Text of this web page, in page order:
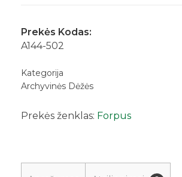
quantity
Prekės Kodas:
A144-502
Kategorija
Archyvinės Dėžės
Prekės ženklas: Forpus